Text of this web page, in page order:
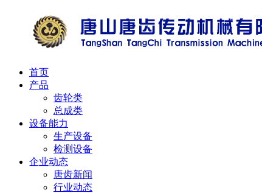
首页
产品
齿轮类
总成类
设备能力
生产设备
检测设备
企业动态
唐齿新闻
行业动态